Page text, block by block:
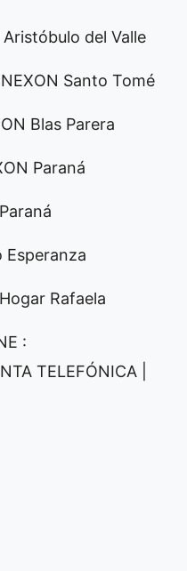
Aristóbulo del Valle
Santo Tomé
Blas Parera
Paraná
Esperanza
Rafaela
:
TELEFÓNICA |